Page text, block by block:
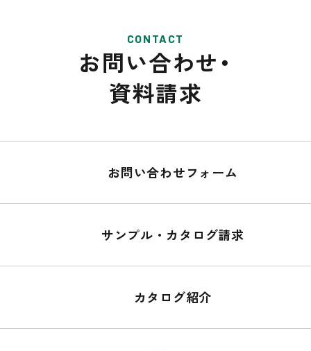
CONTACT
お問い合わせ・
資料請求
お問い合わせフォーム
サンプル・カタログ請求
カタログ紹介